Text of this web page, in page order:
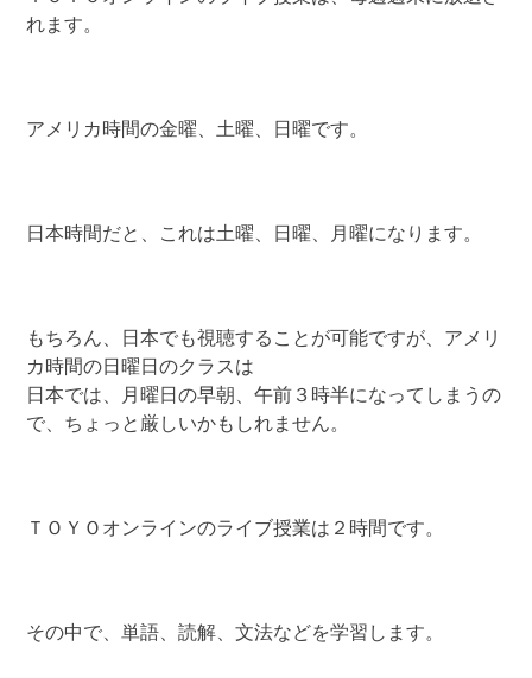
れます。
アメリカ時間の金曜、土曜、日曜です。
日本時間だと、これは土曜、日曜、月曜になります。
もちろん、日本でも視聴することが可能ですが、アメリ
カ時間の日曜日のクラスは
日本では、月曜日の早朝、午前３時半になってしまうの
で、ちょっと厳しいかもしれません。
ＴＯＹＯオンラインのライブ授業は２時間です。
その中で、単語、読解、文法などを学習します。